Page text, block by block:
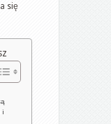
się
i